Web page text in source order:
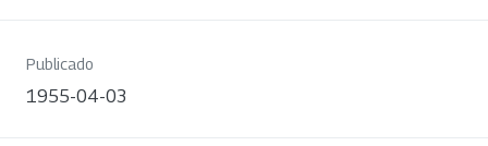
Publicado
1955-04-03